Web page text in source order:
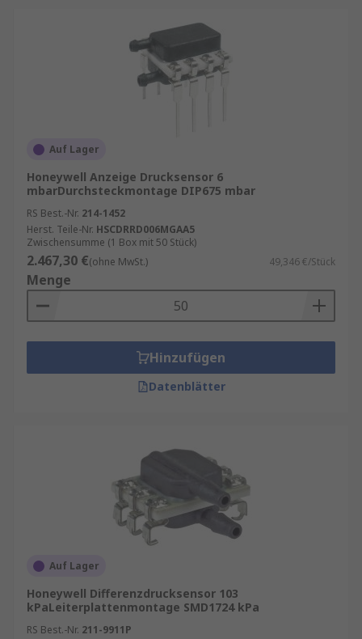
Auf Lager
Honeywell Anzeige Drucksensor 6
mbarDurchsteckmontage DIP675 mbar
RS Best.-Nr. 214-1452
Herst. Teile-Nr. HSCDRRD006MGAA5
Zwischensumme (1 Box mit 50 Stück)
2.467,30 €(ohne MwSt.) 49,346 €/Stück
Menge
Hinzufügen
Datenblätter
Auf Lager
Honeywell Differenzdrucksensor 103
kPaLeiterplattenmontage SMD1724 kPa
RS Best.-Nr. 211-9911P